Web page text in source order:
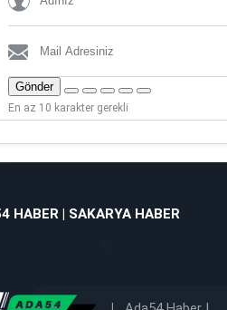
Gönder
En az 10 karakter gerekli
HABER | SAKARYA HABER